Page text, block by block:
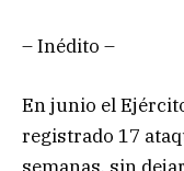
– Inédito –
En junio el
registrado 17